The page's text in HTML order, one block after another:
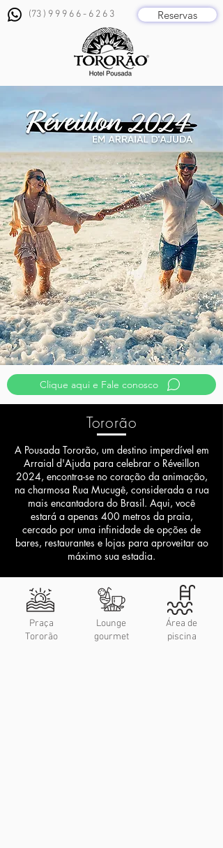
(73 ) 9 9 9 6 6 - 6 2 6 3 Reservas
Clique aqui e Fale conosco
Tororão
A Pousada Tororão, um destino imperdível em
Arraial d'Ajuda para celebrar o Réveillon
2024, encontra-se no coração da animação,
na charmosa Rua Mucugê, considerada a rua
mais encantadora do Brasil. Aqui, você
estará a apenas 400 metros da praia,
cercado por uma infinidade de opções de
bares, restaurantes e lojas para aproveitar ao
máximo sua estadia.
Praça
Tororão
Lounge
gourmet
Área de
piscina